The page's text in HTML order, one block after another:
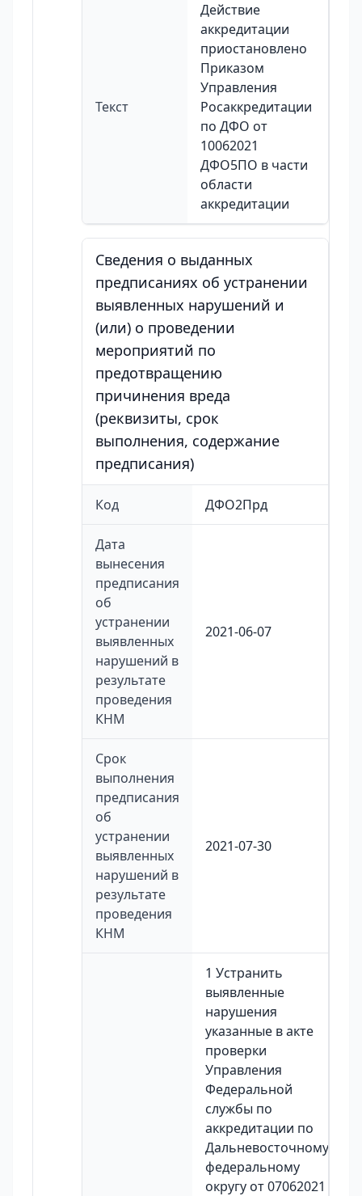
Текст
Действие
аккредитации
приостановлено
Приказом
Управления
Росаккредитации
по ДФО от
10062021
ДФО5ПО в части
области
аккредитации
Сведения о выданных
предписаниях об устранении
выявленных нарушений и
(или) о проведении
мероприятий по
предотвращению
причинения вреда
(реквизиты, срок
выполнения, содержание
предписания)
Код ДФО2Прд
Дата
вынесения
предписания
об
устранении
выявленных
нарушений в
результате
проведения
КНМ
2021-06-07
Срок
выполнения
предписания
об
устранении
выявленных
нарушений в
результате
проведения
КНМ
2021-07-30
1 Устранить
выявленные
нарушения
указанные в акте
проверки
Управления
Федеральной
службы по
аккредитации по
Дальневосточному
федеральному
округу от 07062021